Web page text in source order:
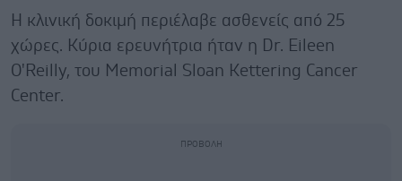
Η κλινική δοκιμή περιέλαβε ασθενείς από 25
χώρες. Κύρια ερευνήτρια ήταν η Dr. Eileen
O'Reilly, του Memorial Sloan Kettering Cancer
Center.